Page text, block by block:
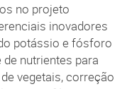
no projeto
inovadores
potássio e fósforo
nutrientes para
vegetais, correção